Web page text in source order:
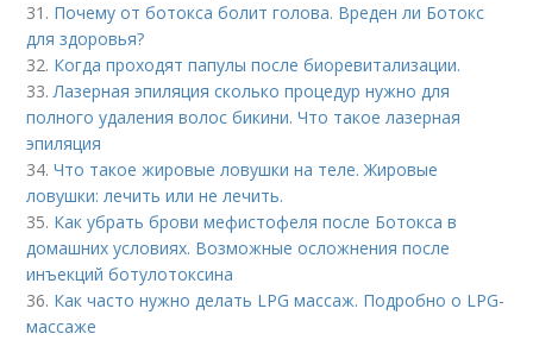
31. Почему от ботокса болит голова. Вреден ли Ботокс
для здоровья?
32. Когда проходят папулы после биоревитализации.
33.Лазерная эпиляция сколько процедур нужно для
полного удаления волос бикини. Что такое лазерная
эпиляция
34.Что такое жировые ловушки на теле. Жировые
ловушки: лечить или не лечить.
35. Как убрать брови мефистофеля после Ботокса в
домашних условиях. Возможные осложнения после
инъекций ботулотоксина
36. Как часто нужно делать LPG массаж. Подробно о LPG-
массаже